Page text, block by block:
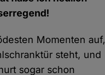
Momenten auf,
steht, und
sogar schon